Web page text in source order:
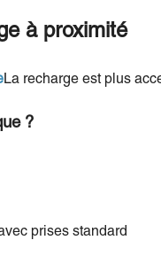
à proximité
La recharge est plus
?
prises standard